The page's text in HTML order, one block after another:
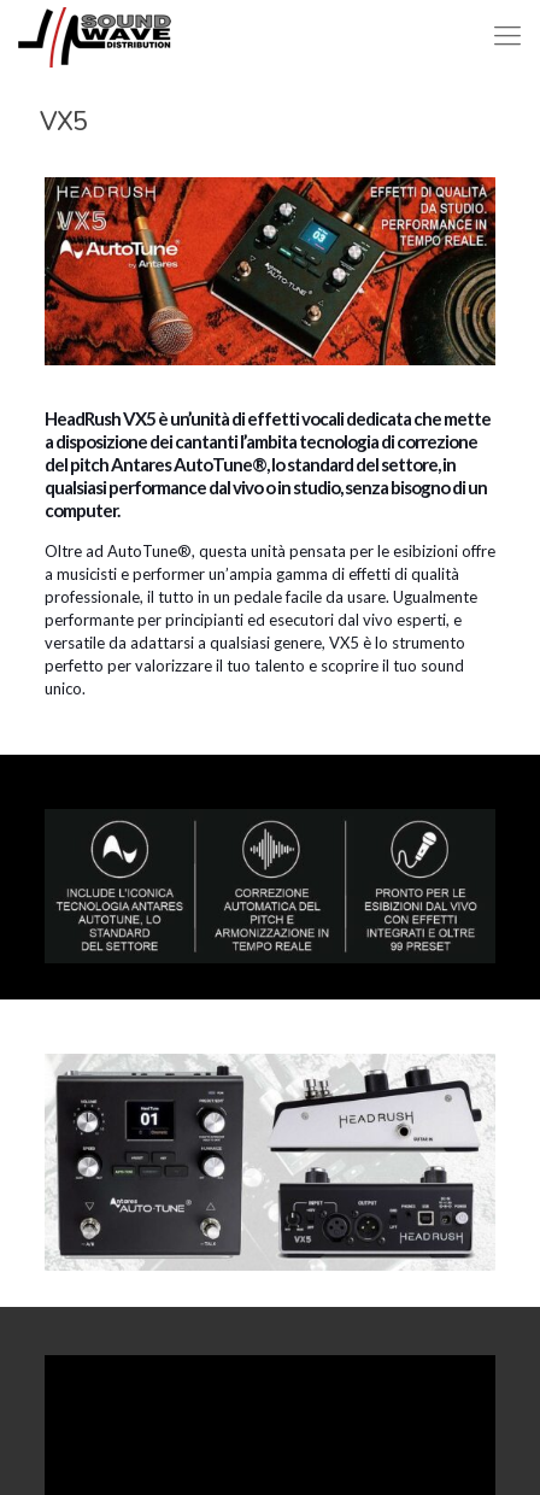
VX5
HeadRush VX5 è un’unità di effetti vocali dedicata che mette
a disposizione dei cantanti l’ambita tecnologia di correzione
del pitch Antares AutoTune®, lo standard del settore, in
qualsiasi performance dal vivo o in studio, senza bisogno di un
computer.
Oltre ad AutoTune®, questa unità pensata per le esibizioni offre
a musicisti e performer un’ampia gamma di effetti di qualità
professionale, il tutto in un pedale facile da usare. Ugualmente
performante per principianti ed esecutori dal vivo esperti, e
versatile da adattarsi a qualsiasi genere, VX5 è lo strumento
perfetto per valorizzare il tuo talento e scoprire il tuo sound
unico.